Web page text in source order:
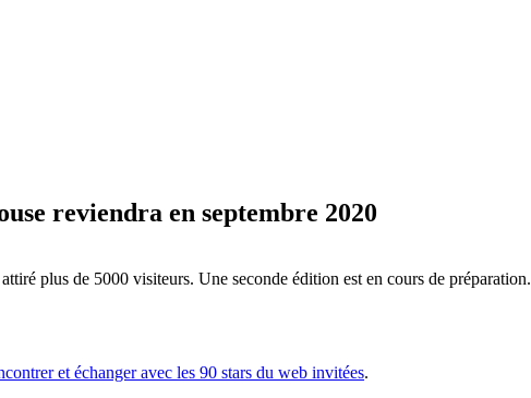
reviendra en septembre 2020
plus de 5000 visiteurs. Une seconde édition est en cours de préparation.
et échanger avec les 90 stars du web invitées.